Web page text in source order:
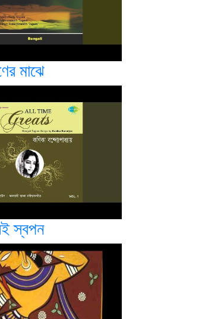
মাঝে
স্বপন